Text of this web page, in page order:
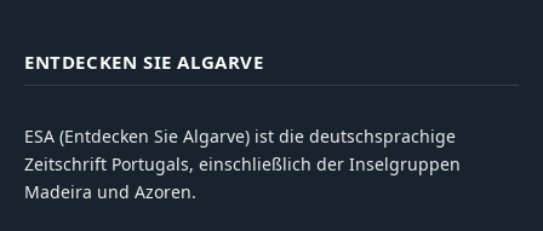
ENTDECKEN SIE ALGARVE
ESA (Entdecken Sie Algarve) ist die deutschsprachige
Zeitschrift Portugals, einschließlich der Inselgruppen
Madeira und Azoren.